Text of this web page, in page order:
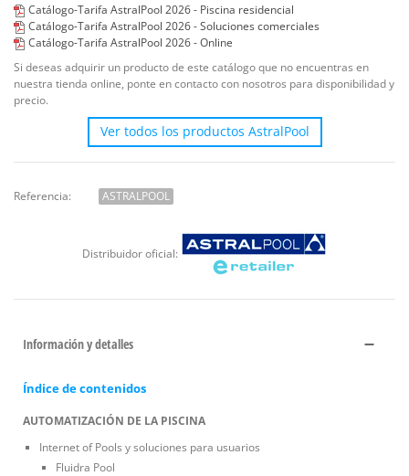
Catálogo-Tarifa AstralPool 2026 - Piscina residencial
Catálogo-Tarifa AstralPool 2026 - Soluciones comerciales
Catálogo-Tarifa AstralPool 2026 - Online
Si deseas adquirir un producto de este catálogo que no encuentras en
nuestra tienda online, ponte en contacto con nosotros para disponibilidad y
precio.
Ver todos los productos AstralPool
Referencia: ASTRALPOOL
Distribuidor oficial:
Información y detalles
Índice de contenidos
AUTOMATIZACIÓN DE LA PISCINA
Internet of Pools y soluciones para usuarios
Fluidra Pool